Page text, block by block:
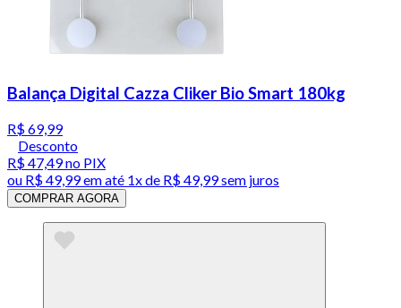
Balança Digital Cazza Cliker Bio Smart 180kg
R$ 69,99
Desconto
R$ 47,49no PIX
ou R$ 49,99em até 1x de R$ 49,99sem juros
COMPRAR AGORA